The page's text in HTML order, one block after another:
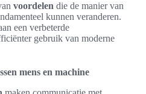
voordelen die de manier van
kunnen veranderen.
een verbeterde
gebruik van moderne
mens en machine